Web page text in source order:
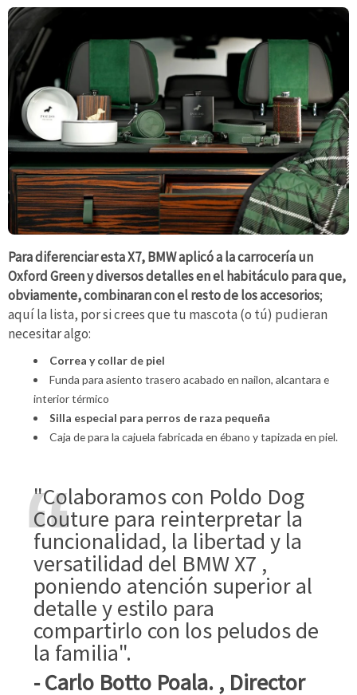
Para diferenciar esta X7, BMW aplicó a la carrocería un
Oxford Green y diversos detalles en el habitáculo para que,
obviamente, combinaran con el resto de los accesorios;
aquí la lista, por si crees que tu mascota (o tú) pudieran
necesitar algo:
Correa y collar de piel
Funda para asiento trasero acabado en nailon, alcantara e
interior térmico
Silla especial para perros de raza pequeña
Caja de para la cajuela fabricada en ébano y tapizada en piel.
"Colaboramos con Poldo Dog
Couture para reinterpretar la
funcionalidad, la libertad y la
versatilidad del BMW X7 ,
poniendo atención superior al
detalle y estilo para
compartirlo con los peludos de
la familia".
- Carlo Botto Poala. , Director